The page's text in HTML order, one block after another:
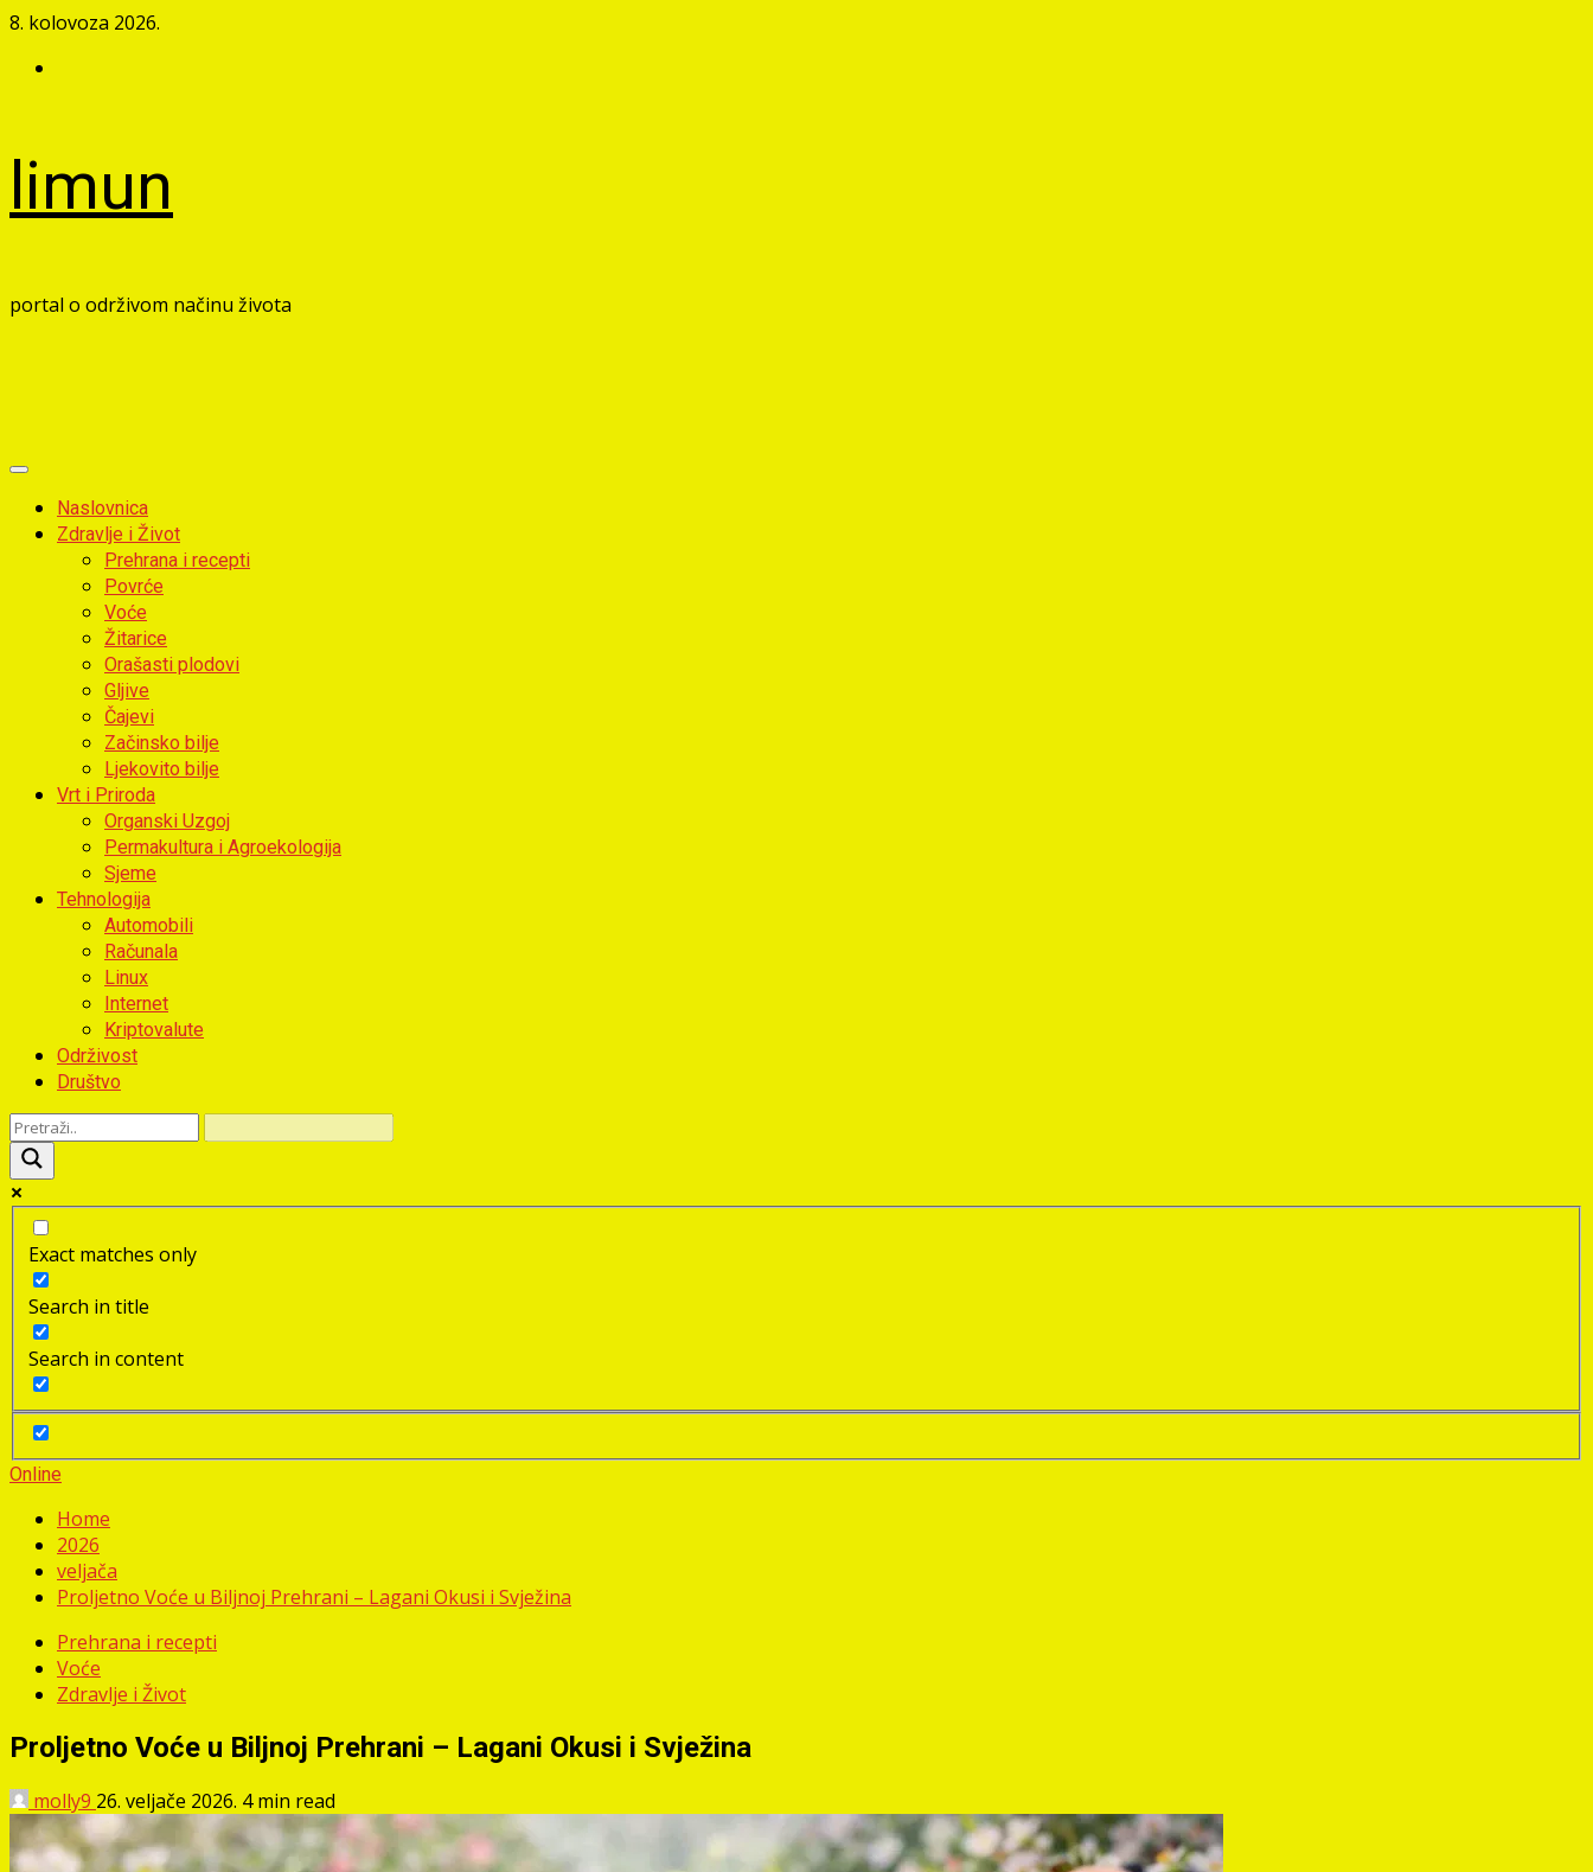
Skip
content
8. kolovoza 2026.
limun
portal o održivom načinu života
Primary
MenuNaslovnica
Zdravlje i Život
Prehrana i recepti
Povrće
Voće
Žitarice
Orašasti plodovi
Gljive
Čajevi
Začinsko bilje
Ljekovito bilje
Vrt i Priroda
Organski Uzgoj
Permakultura i Agroekologija
Sjeme
Tehnologija
Automobili
Računala
Linux
Internet
Kriptovalute
Održivost
Društvo
Exact matches only
Search in title
Search in content
Online
Home
2026
veljača
Proljetno Voće u Biljnoj Prehrani – Lagani Okusi i Svježina
Prehrana i recepti
Voće
Zdravlje i Život
Proljetno Voće u Biljnoj Prehrani – Lagani Okusi i Svježina
molly9 26. veljače 2026. 4 min read